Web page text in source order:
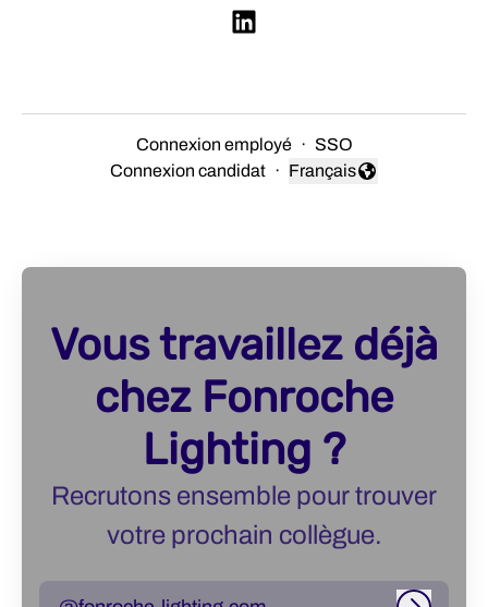
Connexion employé · SSO
Connexion candidat ·
Changer la langue
Français
Vous travaillez déjà
chez Fonroche
Lighting ?
Recrutons ensemble pour trouver
votre prochain collègue.